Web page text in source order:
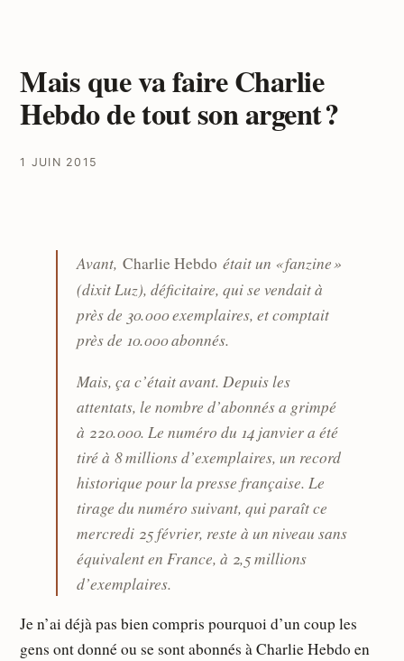
Mais que va faire Charlie
Hebdo de tout son argent ?
1 JUIN 2015
Avant,Charlie Hebdo était un « fanzine »
(dixit Luz), déficitaire, qui se vendait à
près de 30.000 exemplaires, et comptait
près de 10.000 abonnés.
Mais, ça c’était avant. Depuis les
attentats, le nombre d’abonnés a grimpé
à 220.000. Le numéro du 14 janvier a été
tiré à 8 millions d’exemplaires, un record
historique pour la presse française. Le
tirage du numéro suivant, qui paraît ce
mercredi 25 février, reste à un niveau sans
équivalent en France, à 2,5 millions
d’exemplaires.
Je n’ai déjà pas bien compris pourquoi d’un coup les
gens ont donné ou se sont abonnés à Charlie Hebdo en